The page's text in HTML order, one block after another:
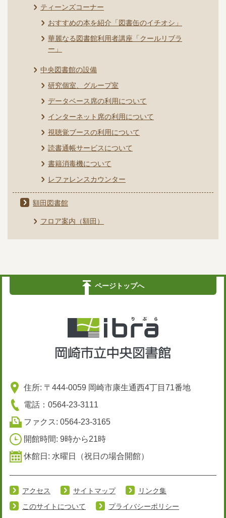
ティーンズコーナー
おすすめの本を紹介「図書缶のイチオシ」
華麗なる図書館利用者講座「クールリブラ
ー」
中央図書館の設備
研究個室、グループ室
データベース席の利用について
インターネット席の利用について
視聴覚ブースの利用について
読書通帳サービスについて
書籍消毒機について
レファレンスカウンター
額田図書館
フロア案内（額田）
ページトップへ
住所: 〒444-0059 岡崎市康生通西4丁目71番地
電話：0564-23-3111
ファクス: 0564-23-3165
開館時間: 9時から21時
休館日: 水曜日（祝日の場合開館）
アクセス サイトマップ
リンク集
このサイトについて
プライバシーポリシー